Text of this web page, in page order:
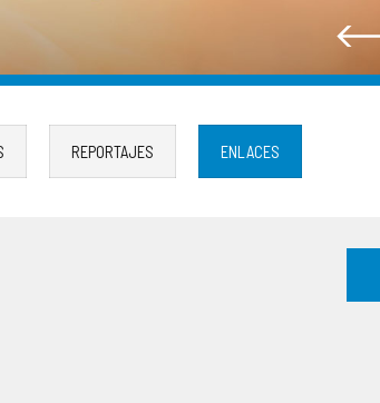
REPORTAJES ENLACES